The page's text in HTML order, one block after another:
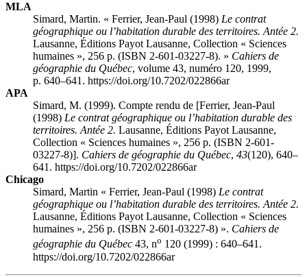
MLA
Simard, Martin. « Ferrier, Jean-Paul (1998) Le contrat
géographique ou l’habitation durable des territoires. Antée 2.
Lausanne, Éditions Payot Lausanne, Collection « Sciences
humaines », 256 p. (ISBN 2-601-03227-8). » Cahiers de
géographie du Québec, volume 43, numéro 120, 1999,
p. 640–641. https://doi.org/10.7202/022866ar
APA
Simard, M. (1999). Compte rendu de [Ferrier, Jean-Paul
(1998) Le contrat géographique ou l’habitation durable des
territoires. Antée 2. Lausanne, Éditions Payot Lausanne,
Collection « Sciences humaines », 256 p. (ISBN 2-601-
03227-8)]. Cahiers de géographie du Québec, 43(120), 640–
641. https://doi.org/10.7202/022866ar
Chicago
Simard, Martin « Ferrier, Jean-Paul (1998) Le contrat
géographique ou l’habitation durable des territoires. Antée 2.
Lausanne, Éditions Payot Lausanne, Collection « Sciences
humaines », 256 p. (ISBN 2-601-03227-8) ». Cahiers de
géographie du Québec 43, no 120 (1999) : 640–641.
https://doi.org/10.7202/022866ar